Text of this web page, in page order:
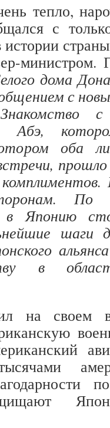
тепло,
с
министром.
дома
с
Абэ,
оба
По
Японию
шаги
в
на своем